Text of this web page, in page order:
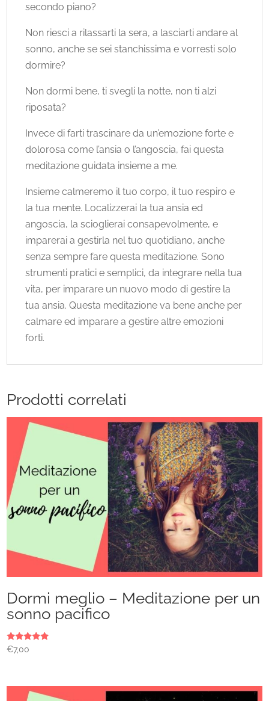
secondo piano?
Non riesci a rilassarti la sera, a lasciarti andare al
sonno, anche se sei stanchissima e vorresti solo
dormire?
Non dormi bene, ti svegli la notte, non ti alzi
riposata?
Invece di farti trascinare da un’emozione forte e
dolorosa come l’ansia o l’angoscia, fai questa
meditazione guidata insieme a me.
Insieme calmeremo il tuo corpo, il tuo respiro e
la tua mente. Localizzerai la tua ansia ed
angoscia, la scioglierai consapevolmente, e
imparerai a gestirla nel tuo quotidiano, anche
senza sempre fare questa meditazione. Sono
strumenti pratici e semplici, da integrare nella tua
vita, per imparare un nuovo modo di gestire la
tua ansia. Questa meditazione va bene anche per
calmare ed imparare a gestire altre emozioni
forti.
Prodotti correlati
Dormi meglio – Meditazione per un
sonno pacifico
Valutato
5.00
€7,00